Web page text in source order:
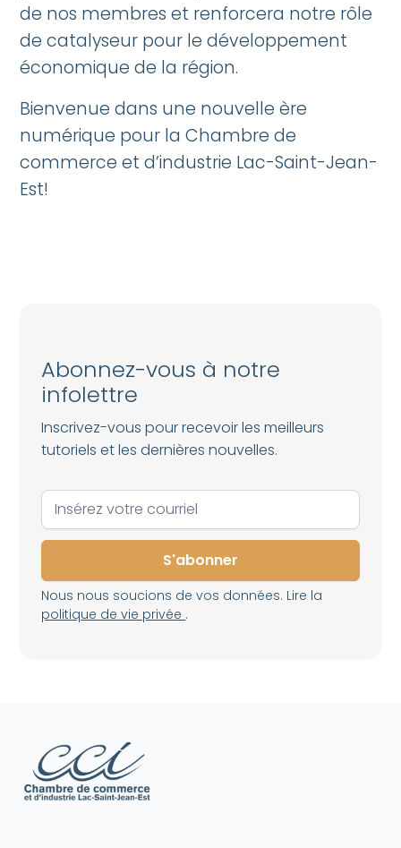
de nos membres et renforcera notre rôle
de catalyseur pour le développement
économique de la région.
Bienvenue dans une nouvelle ère
numérique pour la Chambre de
commerce et d’industrie Lac-Saint-Jean-
Est!
Abonnez-vous à notre
infolettre
Inscrivez-vous pour recevoir les meilleurs
tutoriels et les dernières nouvelles.
Nous nous soucions de vos données. Lire la
politique de vie privée .